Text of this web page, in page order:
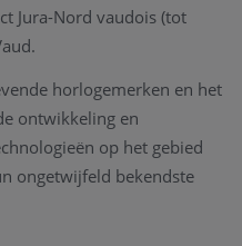
Jura-Nord vaudois (tot
horlogemerken en het
ontwikkeling en
op het gebied
ongetwijfeld bekendste
introduceerde het merk 's